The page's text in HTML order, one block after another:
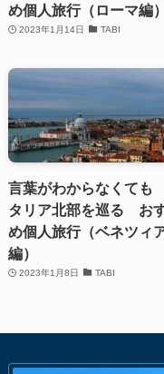
め個人旅行（ローマ編）
2023年1月14日 TABI
言葉がわからなくても
タリア北部を巡る お
め個人旅行（ベネツィ
編）
2023年1月8日 TABI